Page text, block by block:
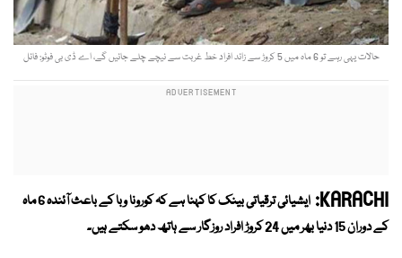
حالات یہی رہے تو 6 ماہ میں 5 کروڑ سے زائد افراد خط غربت سے نیچے چلے جائیں گے، اے ڈی بی فوٹو: فائل
KARACHI:
ایشیائی ترقیاتی بینک کا کہنا ہے کہ کورونا وبا کے باعث آئندہ 6 ماہ
کے دوران 15 دنیا بھر میں 24 کروڑ افراد روزگار سے ہاتھ دھو سکتے ہیں۔